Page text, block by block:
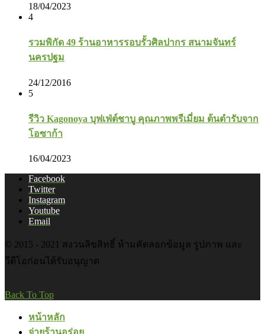
18/04/2023
4
รวมพิกัด 49 ร้านอาหารรอบรั้วศิลปากร สนามจันทร์
นครปฐม
24/12/2016
5
รีวิว Kagonoya บุฟเฟ่ต์ชาบู คุณภาพพรีเมี่ยม ต้นตำรับจาก
โอซาก้า
16/04/2023
Facebook
Twitter
Instagram
Youtube
Email
© 2015 - 2021 สงวนลิขสิทธิ์ ห้ามคัดลอกข้อมูล รูปภาพ และ
วีดีโอก่อนได้รับอนุญาต
Back To Top
หน้าหลัก
จ่ายร้านอร่อย